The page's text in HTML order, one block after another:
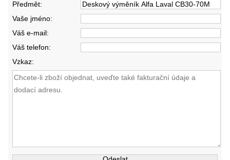
Předmět:
Vaše jméno:
Váš e-mail:
Váš telefon:
Vzkaz: